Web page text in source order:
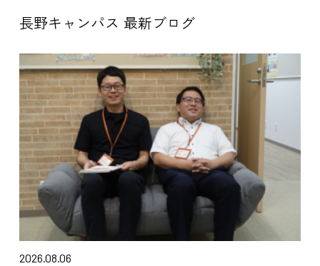
長野キャンパス 最新ブログ
2026.08.06